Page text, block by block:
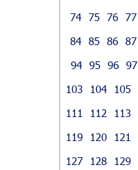
74 75 76 77
84 85 86 87
94 95 96 97
103
104 105
111
112 113
119
120 121
127
128 129